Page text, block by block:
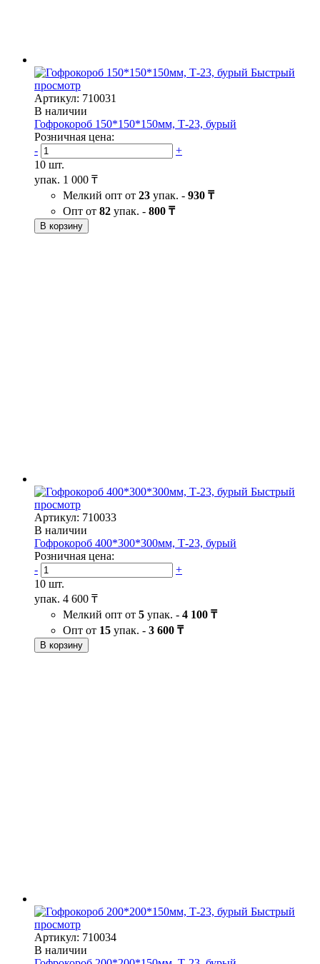
Быстрый
просмотр
Артикул: 710031
В наличии
Гофрокороб 150*150*150мм, Т-23, бурый
Розничная цена:
-
+
10 шт.
упак. 1 000 ₸
Мелкий опт от 23 упак. - 930 ₸
Опт от 82 упак. - 800 ₸
В корзину
Быстрый
просмотр
Артикул: 710033
В наличии
Гофрокороб 400*300*300мм, Т-23, бурый
Розничная цена:
-
+
10 шт.
упак. 4 600 ₸
Мелкий опт от 5 упак. - 4 100 ₸
Опт от 15 упак. - 3 600 ₸
В корзину
Быстрый
просмотр
Артикул: 710034
В наличии